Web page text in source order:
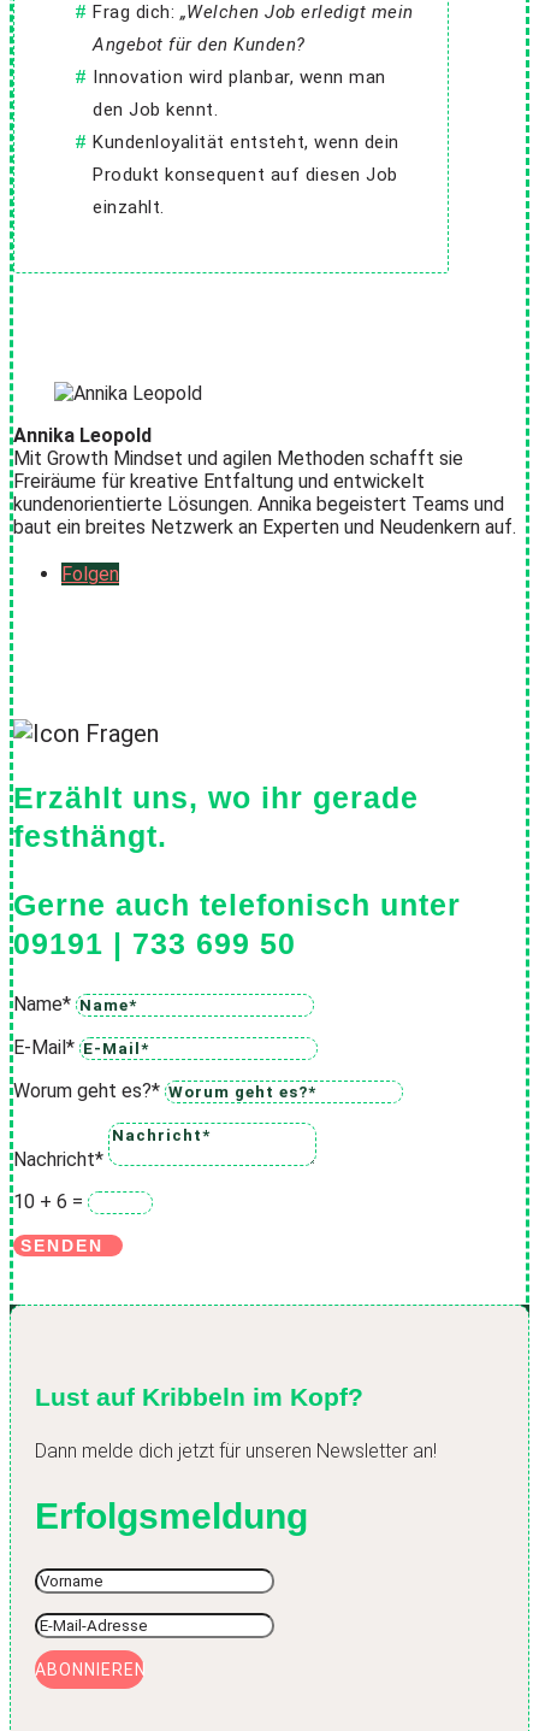
Frag dich: „Welchen Job erledigt mein
Angebot für den Kunden?
Innovation wird planbar, wenn man
den Job kennt.
Kundenloyalität entsteht, wenn dein
Produkt konsequent auf diesen Job
einzahlt.
Annika Leopold
Mit Growth Mindset und agilen Methoden schafft sie
Freiräume für kreative Entfaltung und entwickelt
kundenorientierte Lösungen. Annika begeistert Teams und
baut ein breites Netzwerk an Experten und Neudenkern auf.
Folgen
Erzählt uns, wo ihr gerade
festhängt.
Gerne auch telefonisch unter
09191 | 733 699 50
Name*
E-Mail*
Worum geht es?*
Nachricht*
10 + 6 =
SENDEN
Lust auf Kribbeln im Kopf?
Dann melde dich jetzt für unseren Newsletter an!
Erfolgsmeldung
ABONNIEREN